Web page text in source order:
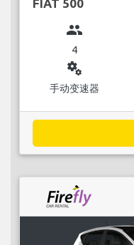
FIAT 500
group
4
miscellaneous_services
手动变速器